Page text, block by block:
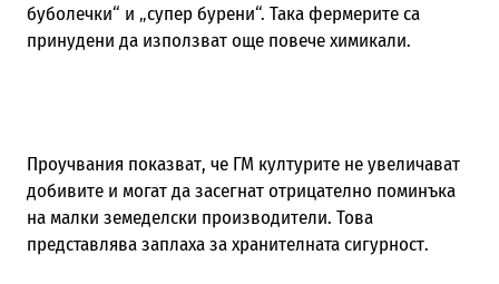
буболечки“ и „супер бурени“. Така фермерите са
принудени да използват още повече химикали.
Проучвания показват, че ГМ културите не увеличават
добивите и могат да засегнат отрицателно поминъка
на малки земеделски производители. Това
представлява заплаха за хранителната сигурност.